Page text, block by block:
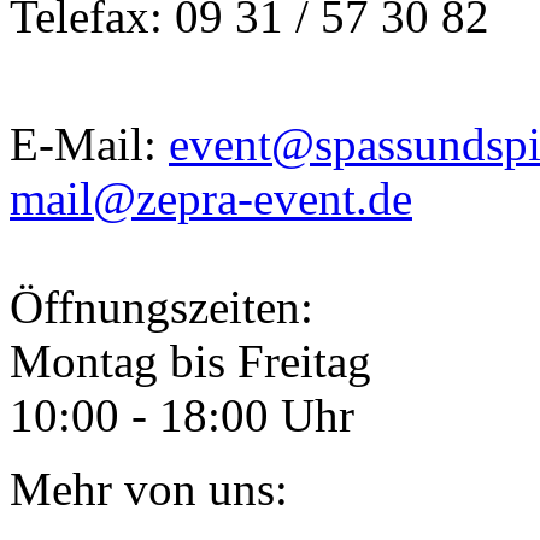
Telefax: 09 31 / 57 30 82
E-Mail:
mail@zepra-event.de
Öffnungszeiten:
Montag bis Freitag
10:00 - 18:00 Uhr
Mehr von uns: